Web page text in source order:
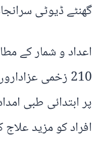
گھنٹے ڈیوٹی
اعداد و شمار کے
افراد کو مزید علاج